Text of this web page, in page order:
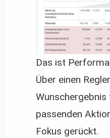
Das ist
Über einen
passenden
Fokus gerückt.